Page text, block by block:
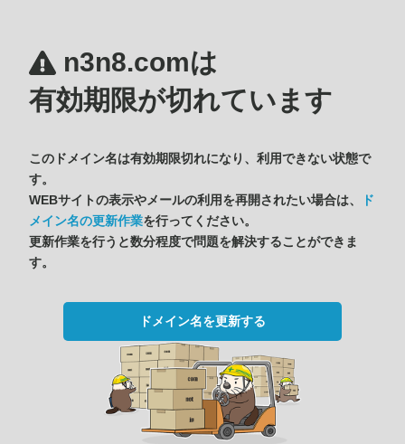
n3n8.comは
有効期限が切れています
このドメイン名は有効期限切れになり、利用できない状態で
す。
WEBサイトの表示やメールの利用を再開されたい場合は、
ド
メイン名の更新作業を行ってください。
更新作業を行うと数分程度で問題を解決することができま
す。
ドメイン名を更新する